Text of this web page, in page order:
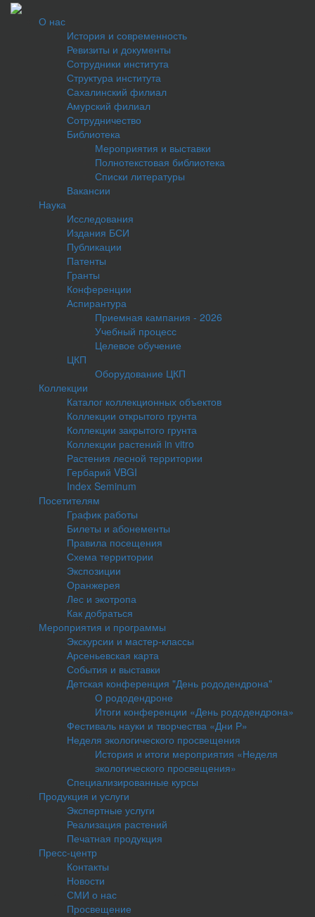
О нас
История и современность
Ревизиты и документы
Сотрудники института
Структура института
Сахалинский филиал
Амурский филиал
Сотрудничество
Библиотека
Мероприятия и выставки
Полнотекстовая библиотека
Списки литературы
Вакансии
Наука
Исследования
Издания БСИ
Публикации
Патенты
Гранты
Конференции
Аспирантура
Приемная кампания - 2026
Учебный процесс
Целевое обучение
ЦКП
Оборудование ЦКП
Коллекции
Каталог коллекционных объектов
Коллекции открытого грунта
Коллекции закрытого грунта
Коллекции растений in vitro
Растения лесной территории
Гербарий VBGI
Index Seminum
Посетителям
График работы
Билеты и абонементы
Правила посещения
Схема территории
Экспозиции
Оранжерея
Лес и экотропа
Как добраться
Мероприятия и программы
Экскурсии и мастер-классы
Арсеньевская карта
События и выставки
Детская конференция "День рододендрона"
О рододендроне
Итоги конференции «День рододендрона»
Фестиваль науки и творчества «Дни Р»
Неделя экологического просвещения
История и итоги мероприятия «Неделя
экологического просвещения»
Специализированные курсы
Продукция и услуги
Экспертные услуги
Реализация растений
Печатная продукция
Пресс-центр
Контакты
Новости
СМИ о нас
Просвещение